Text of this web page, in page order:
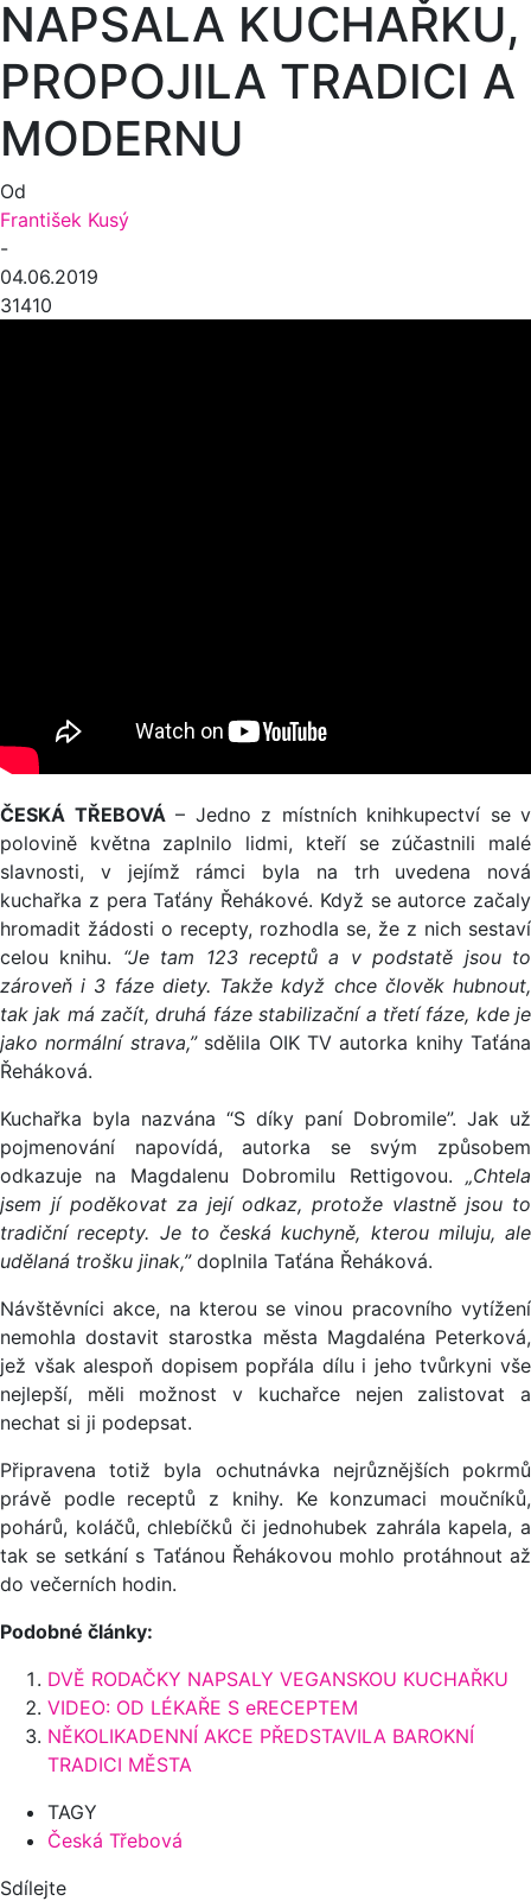
NAPSALA KUCHAŘKU,
PROPOJILA TRADICI A
MODERNU
Od
František Kusý
-
04.06.2019
31410
ČESKÁ TŘEBOVÁ– Jedno z místních knihkupectví se v
polovině května zaplnilo lidmi, kteří se zúčastnili malé
slavnosti, v jejímž rámci byla na trh uvedena nová
kuchařka z pera Taťány Řehákové. Když se autorce začaly
hromadit žádosti o recepty, rozhodla se, že z nich sestaví
celou knihu. “Je tam 123 receptů a v podstatě jsou to
zároveň i 3 fáze diety. Takže když chce člověk hubnout,
tak jak má začít, druhá fáze stabilizační a třetí fáze, kde je
jako normální strava,”sdělila OIK TV autorka knihy Taťána
Řeháková.
Kuchařka byla nazvána “S díky paní Dobromile”. Jak už
pojmenování napovídá, autorka se svým způsobem
odkazuje na Magdalenu Dobromilu Rettigovou. „Chtela
jsem jí poděkovat za její odkaz, protože vlastně jsou to
tradiční recepty. Je to česká kuchyně, kterou miluju, ale
udělaná trošku jinak,” doplnila Taťána Řeháková.
Návštěvníci akce, na kterou se vinou pracovního vytížení
nemohla dostavit starostka města Magdaléna Peterková,
jež však alespoň dopisem popřála dílu i jeho tvůrkyni vše
nejlepší, měli možnost v kuchařce nejen zalistovat a
nechat si ji podepsat.
Připravena totiž byla ochutnávka nejrůznějších pokrmů
právě podle receptů z knihy. Ke konzumaci moučníků,
pohárů, koláčů, chlebíčků či jednohubek zahrála kapela, a
tak se setkání s Taťánou Řehákovou mohlo protáhnout až
do večerních hodin.
Podobné články:
DVĚ RODAČKY NAPSALY VEGANSKOU KUCHAŘKU
VIDEO: OD LÉKAŘE S eRECEPTEM
NĚKOLIKADENNÍ AKCE PŘEDSTAVILA BAROKNÍ
TRADICI MĚSTA
TAGY
Česká Třebová
Sdílejte